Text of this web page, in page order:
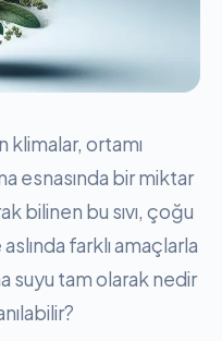
klimalar, ortamı
esnasında bir miktar
bilinen bu sıvı, çoğu
farklı amaçlarla
suyu tam olarak nedir